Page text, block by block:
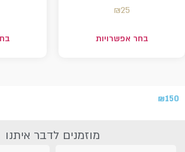
₪25
בחר אפשרויות
₪150
מוזמנים לדבר איתנו